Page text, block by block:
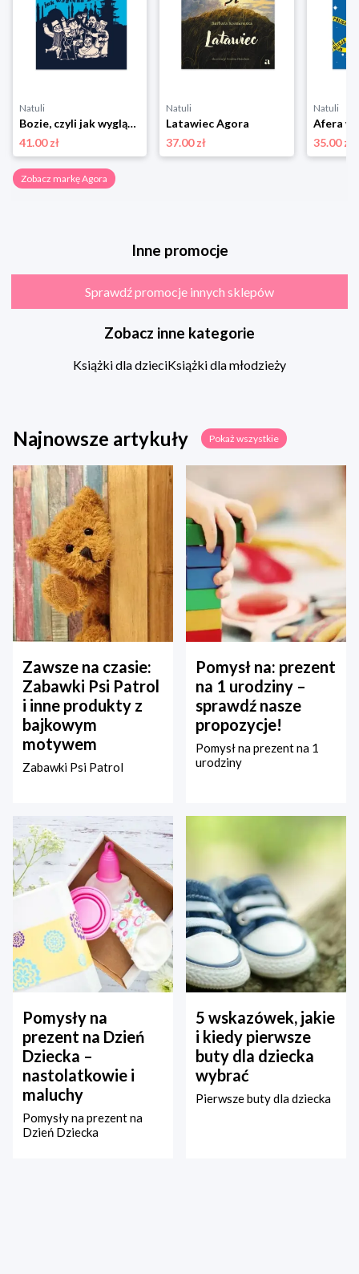
Natuli
Bozie, czyli jak wygląda Bóg Agora
41.00 zł
Natuli
Latawiec Agora
37.00 zł
Natuli
35.00 zł
Zobacz markę Agora
Inne promocje
Sprawdź promocje innych sklepów
Zobacz inne kategorie
Książki dla dzieciKsiążki dla młodzieży
Najnowsze artykuły Pokaż wszystkie
Zawsze na czasie:
Zabawki Psi Patrol
i inne produkty z
bajkowym
motywem
Zabawki Psi Patrol
Pomysł na: prezent
na 1 urodziny –
sprawdź nasze
propozycje!
Pomysł na prezent na 1
urodziny
Pomysły na
prezent na Dzień
Dziecka –
nastolatkowie i
maluchy
Pomysły na prezent na
Dzień Dziecka
5 wskazówek, jakie
i kiedy pierwsze
buty dla dziecka
wybrać
Pierwsze buty dla dziecka